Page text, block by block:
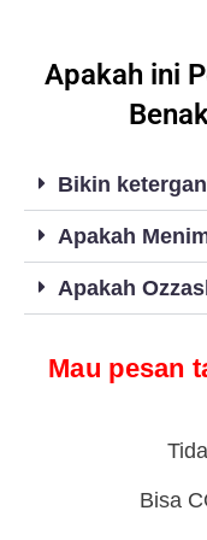
Apakah ini
Bikin
Apakah
Apakah
Mau pesan
Bisa